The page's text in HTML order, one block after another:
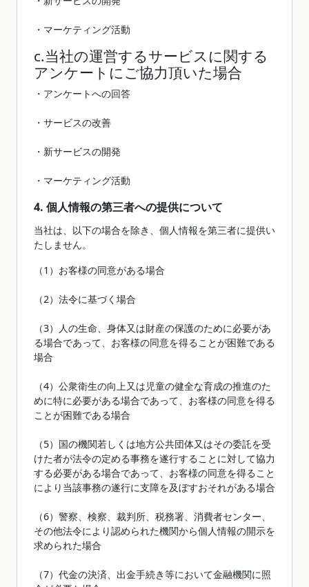
・マーケティング活動
c.当社の運営するサービスに関する
アンケートにご協力頂いた場合
・アンケートへの回答
・サービスの改善
・新サービスの開発
・マーケティング活動
4. 個人情報の第三者への提供について
当社は、以下の場合を除き、個人情報を第三者に提供い
たしません。
（1）お客様の同意がある場合
（2）法令に基づく場合
（3）人の生命、身体又は財産の保護のために必要があ
る場合であって、お客様の同意を得ることが困難である
場合
（4）公衆衛生の向上又は児童の健全な育成の推進のた
めに特に必要がある場合であって、お客様の同意を得る
ことが困難である場合
（5）国の機関若しくは地方公共団体又はその委託を受
けた者が法令の定める事務を遂行することに対して協力
する必要がある場合であって、お客様の同意を得ること
により当該事務の遂行に支障を及ぼすおそれがある場合
（6）警察、検察、裁判所、税務署、消費者センター、
その他法令により認められた機関から個人情報の開示を
求められた場合
（7）代金の決済、出金手続き等において金融機関に照